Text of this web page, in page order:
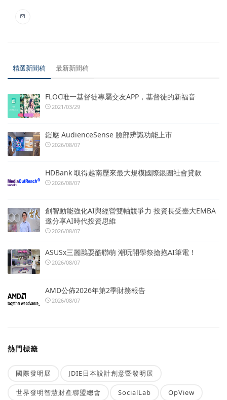
精選新聞稿 最新新聞稿
FLOC唯一基督徒專屬交友APP，基督徒的新福音
2021/03/29
鎧應 AudienceSense 臉部辨識功能上市
2026/08/07
HDBank 取得越南歷來最大規模國際銀團社會貸款
2026/08/07
創智動能強化AI與經營雙軸競爭力 投資長受臺大EMBA
邀分享AI時代投資思維
2026/08/07
ASUSx三麗鷗耍酷聯萌 潮玩開學祭搶抱AI筆電！
2026/08/07
AMD公佈2026年第2季財務報告
2026/08/07
熱門標籤
國際發明展 JDIE日本設計創意暨發明展
世界發明智慧財產聯盟總會 SocialLab OpView